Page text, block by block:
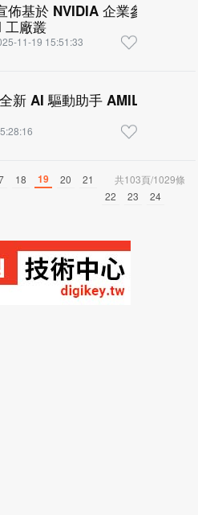
佈基於 NVIDIA 企業參考架構
工廠叢
11-19 15:51:33
新 AI 驅動助手 AMILiA 旨在
共103頁/1029條
18 19 20
21
22
23
24